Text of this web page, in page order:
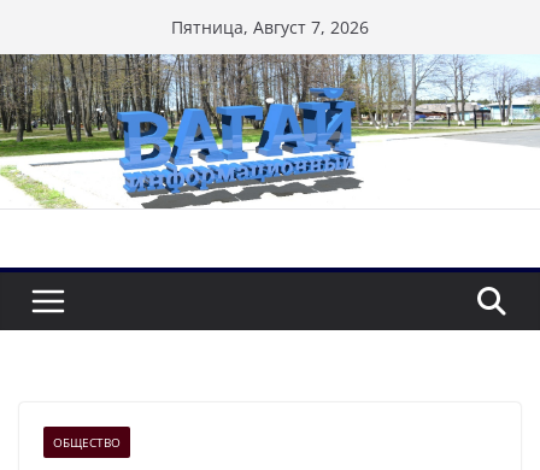
к
содержимому
Пятница, Август 7, 2026
ОБЩЕСТВО